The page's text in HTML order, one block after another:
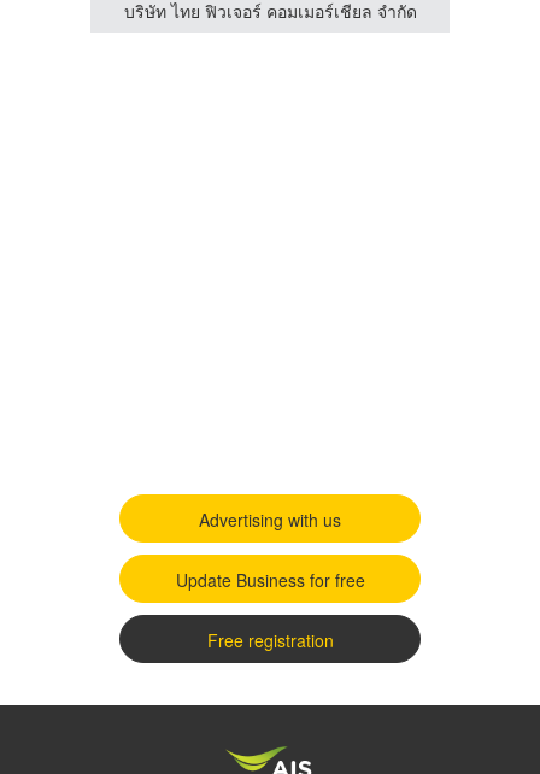
บริษัท ไทย ฟิวเจอร์ คอมเมอร์เชียล จำกัด
Advertising with us
Update Business for free
Free registration